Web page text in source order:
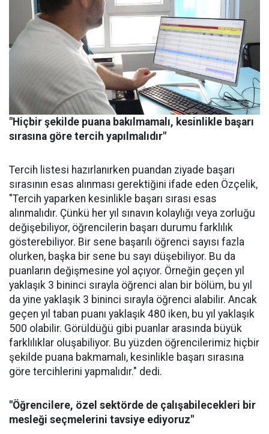
"Hiçbir şekilde puana bakılmamalı, kesinlikle başarı
sırasına göre tercih yapılmalıdır"
Tercih listesi hazırlanırken puandan ziyade başarı
sırasının esas alınması gerektiğini ifade eden Özçelik,
"Tercih yaparken kesinlikle başarı sırası esas
alınmalıdır. Çünkü her yıl sınavın kolaylığı veya zorluğu
değişebiliyor, öğrencilerin başarı durumu farklılık
gösterebiliyor. Bir sene başarılı öğrenci sayısı fazla
olurken, başka bir sene bu sayı düşebiliyor. Bu da
puanların değişmesine yol açıyor. Örneğin geçen yıl
yaklaşık 3 bininci sırayla öğrenci alan bir bölüm, bu yıl
da yine yaklaşık 3 bininci sırayla öğrenci alabilir. Ancak
geçen yıl taban puanı yaklaşık 480 iken, bu yıl yaklaşık
500 olabilir. Görüldüğü gibi puanlar arasında büyük
farklılıklar oluşabiliyor. Bu yüzden öğrencilerimiz hiçbir
şekilde puana bakmamalı, kesinlikle başarı sırasına
göre tercihlerini yapmalıdır." dedi.
"Öğrencilere, özel sektörde de çalışabilecekleri bir
mesleği seçmelerini tavsiye ediyoruz"